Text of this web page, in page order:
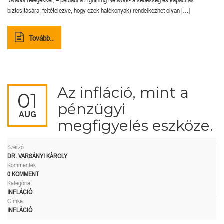
biztosítására, feltételezve, hogy ezek hatékonyak) rendelkezhet olyan […]
Tovább..
01
AUG
Az infláció, mint a
pénzügyi
megfigyelés eszköze.
Szerző
DR. VARSÁNYI KÁROLY
Kommentek
0 KOMMENT
Kategória
INFLÁCIÓ
Címke
INFLÁCIÓ